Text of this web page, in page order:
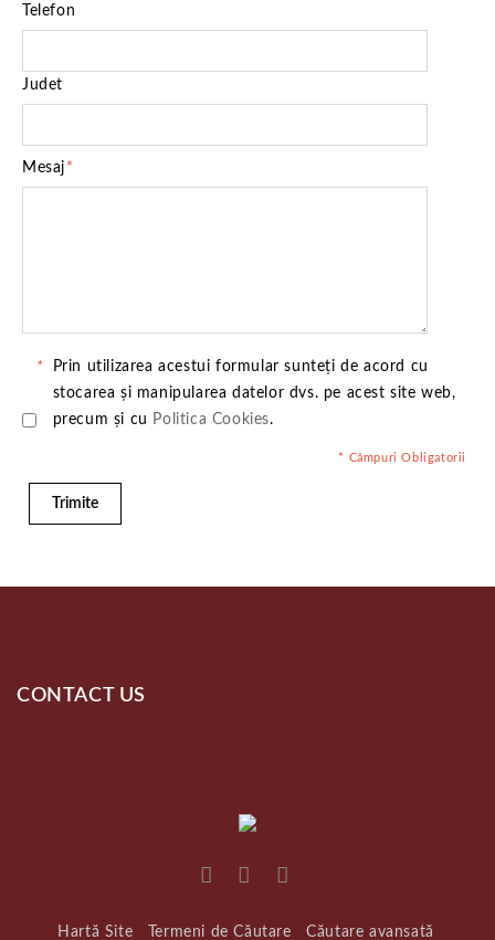
Telefon
Judet
*
Mesaj
*
Prin utilizarea acestui formular sunteți de acord cu
stocarea și manipularea datelor dvs. pe acest site web,
precum și cu Politica Cookies.
* Câmpuri Obligatorii
Trimite
CONTACT US
Hartă Site Termeni de Căutare Căutare avansată